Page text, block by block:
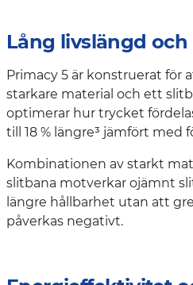
Lång livslängd
Primacy 5 är konstruerat för
starkare material och ett
optimerar hur trycket
till 18 % längre³ jämfört med
Kombinationen av starkt
slitbana motverkar ojämnt
längre hållbarhet utan att
påverkas negativt.